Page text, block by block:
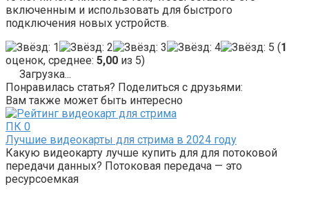
включенным и использовать для быстрого
подключения новых устройств.
(1
оценок, среднее: 5,00 из 5)
Загрузка...
Понравилась статья? Поделиться с друзьями:
Вам также может быть интересно
ПК 0
Лучшие видеокарты для стрима в 2024 году
Какую видеокарту лучше купить для для потоковой
передачи данных? Потоковая передача — это
ресурсоемкая